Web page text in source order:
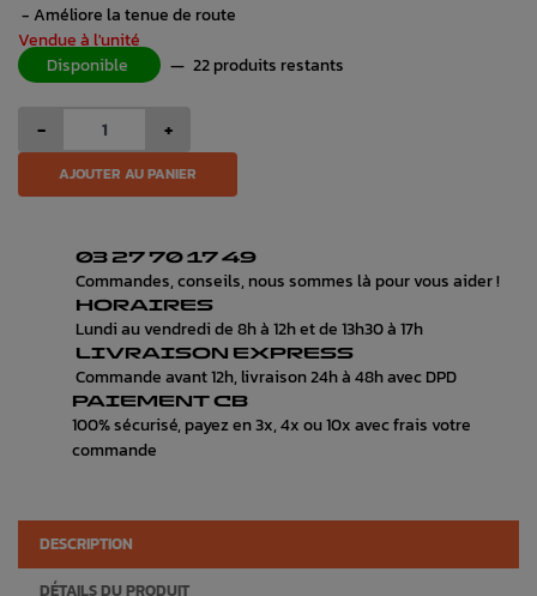
- Améliore la tenue de route
Vendue à l'unité
Disponible
— 22 produits restants
- +
AJOUTER AU PANIER
03 27 70 17 49
Commandes, conseils, nous sommes là pour vous aider !
HORAIRES
Lundi au vendredi de 8h à 12h et de 13h30 à 17h
LIVRAISON EXPRESS
Commande avant 12h, livraison 24h à 48h avec DPD
PAIEMENT CB
100% sécurisé, payez en 3x, 4x ou 10x avec frais votre
commande
DESCRIPTION
DÉTAILS DU PRODUIT